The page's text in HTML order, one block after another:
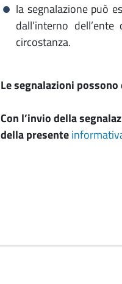
la segnalazione può
dall’interno
circostanza.
Le segnalazioni
Con l’invio della
della presente